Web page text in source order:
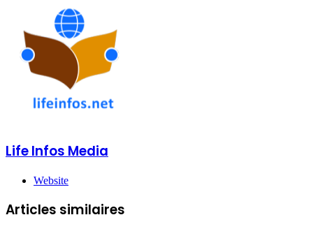
Life Infos Media
Website
Articles similaires